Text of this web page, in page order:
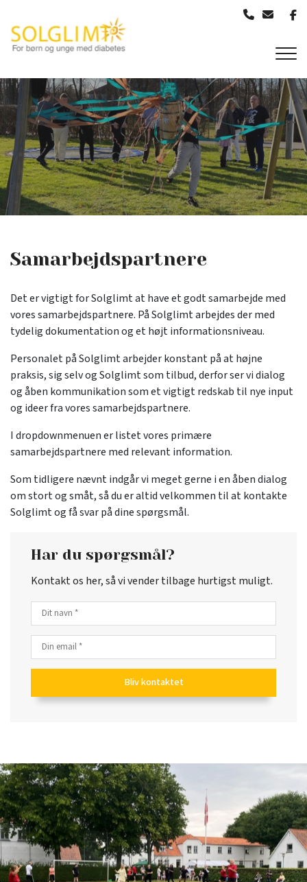
hovedindhold
Samarbejdspartnere
Det er vigtigt for Solglimt at have et godt samarbejde med
vores samarbejdspartnere. På Solglimt arbejdes der med
tydelig dokumentation og et højt informationsniveau.
Personalet på Solglimt arbejder konstant på at højne
praksis, sig selv og Solglimt som tilbud, derfor ser vi dialog
og åben kommunikation som et vigtigt redskab til nye input
og ideer fra vores samarbejdspartnere.​​
I dropdownmenuen er listet vores primære
samarbejdspartnere med relevant information.
Som tidligere nævnt indgår vi meget gerne i en åben dialog
om stort og småt, så du er altid velkommen til at kontakte
Solglimt og få svar på dine spørgsmål.​​
Har du spørgsmål?
Kontakt os her, så vi vender tilbage hurtigst muligt.